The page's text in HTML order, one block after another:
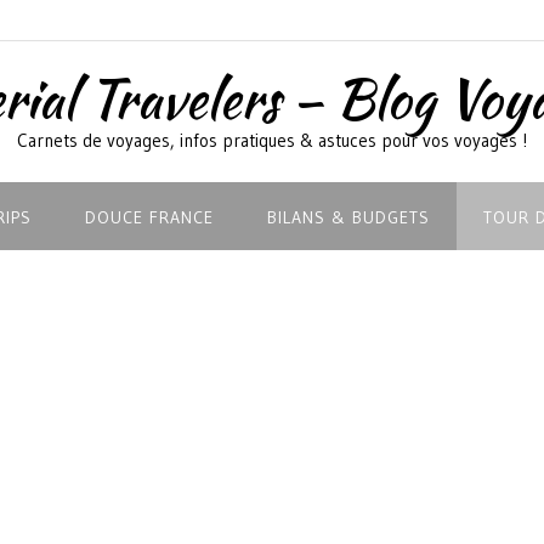
Travelers – Blog
Carnets de voyages, infos pratiques & astuces pour vos voyages !
DOUCE FRANCE BILANS & BUDGETS TOUR